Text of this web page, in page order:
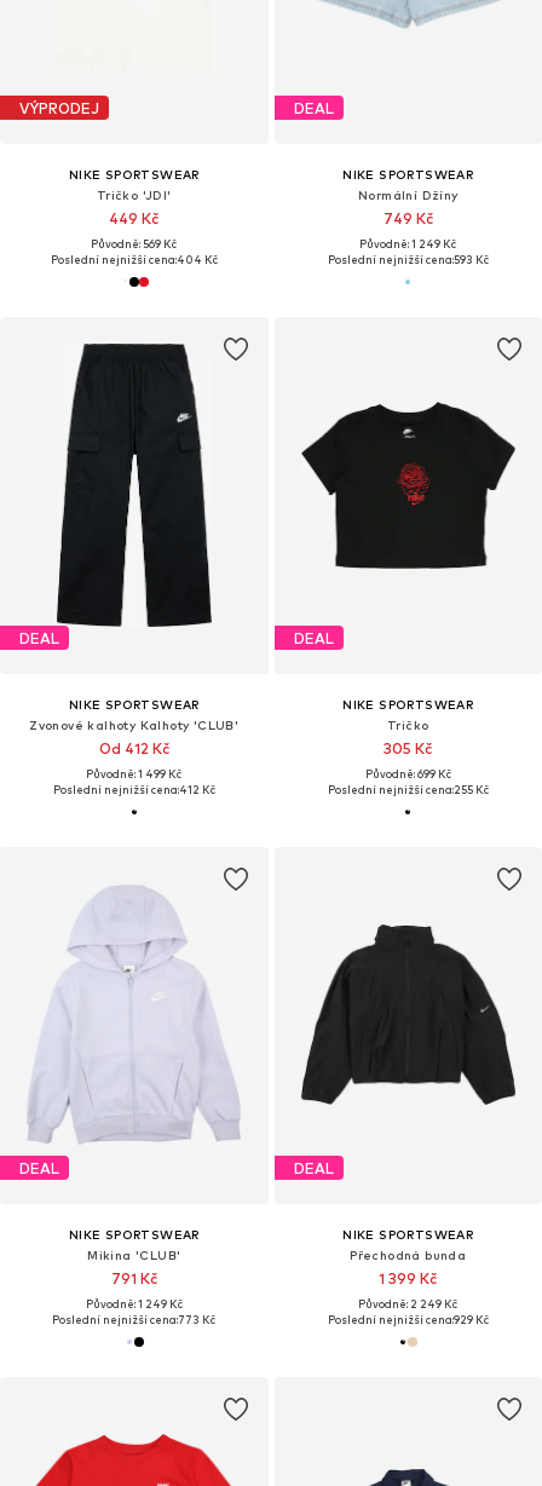
VÝPRODEJ
NIKE SPORTSWEAR
Tričko 'JDI'
449 Kč
Původně: 569 Kč
Poslední nejnižší cena:404 Kč
DEAL
NIKE SPORTSWEAR
Normální Džíny
749 Kč
Původně: 1 249 Kč
Poslední nejnižší cena:593 Kč
DEAL
NIKE SPORTSWEAR
Zvonové kalhoty Kalhoty 'CLUB'
Od 412 Kč
Původně: 1 499 Kč
Poslední nejnižší cena:412 Kč
DEAL
NIKE SPORTSWEAR
Tričko
305 Kč
Původně: 699 Kč
Poslední nejnižší cena:255 Kč
DEAL
NIKE SPORTSWEAR
Mikina 'CLUB'
791 Kč
Původně: 1 249 Kč
Poslední nejnižší cena:773 Kč
DEAL
NIKE SPORTSWEAR
Přechodná bunda
1 399 Kč
Původně: 2 249 Kč
Poslední nejnižší cena:929 Kč